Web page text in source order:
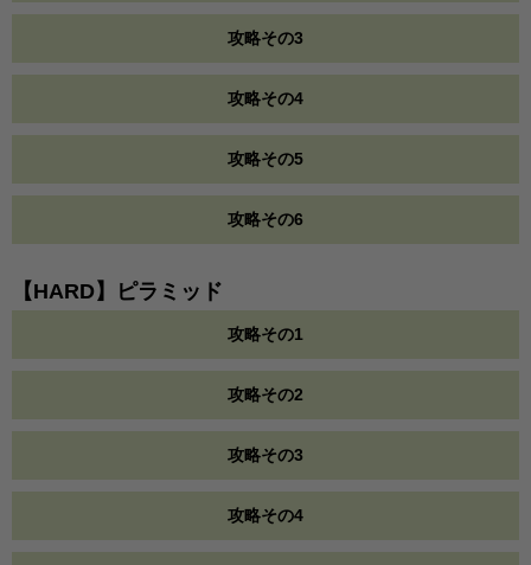
攻略その3
攻略その4
攻略その5
攻略その6
【HARD】ピラミッド
攻略その1
攻略その2
攻略その3
攻略その4